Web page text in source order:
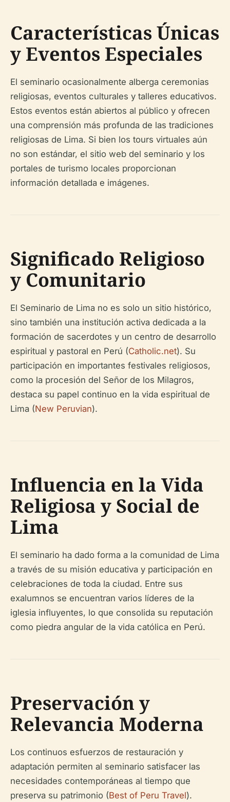
Características Únicas
y Eventos Especiales
El seminario ocasionalmente alberga ceremonias
religiosas, eventos culturales y talleres educativos.
Estos eventos están abiertos al público y ofrecen
una comprensión más profunda de las tradiciones
religiosas de Lima. Si bien los tours virtuales aún
no son estándar, el sitio web del seminario y los
portales de turismo locales proporcionan
información detallada e imágenes.
Significado Religioso
y Comunitario
El Seminario de Lima no es solo un sitio histórico,
sino también una institución activa dedicada a la
formación de sacerdotes y un centro de desarrollo
espiritual y pastoral en Perú (Catholic.net). Su
participación en importantes festivales religiosos,
como la procesión del Señor de los Milagros,
destaca su papel continuo en la vida espiritual de
Lima (New Peruvian).
Influencia en la Vida
Religiosa y Social de
Lima
El seminario ha dado forma a la comunidad de Lima
a través de su misión educativa y participación en
celebraciones de toda la ciudad. Entre sus
exalumnos se encuentran varios líderes de la
iglesia influyentes, lo que consolida su reputación
como piedra angular de la vida católica en Perú.
Preservación y
Relevancia Moderna
Los continuos esfuerzos de restauración y
adaptación permiten al seminario satisfacer las
necesidades contemporáneas al tiempo que
preserva su patrimonio (Best of Peru Travel).